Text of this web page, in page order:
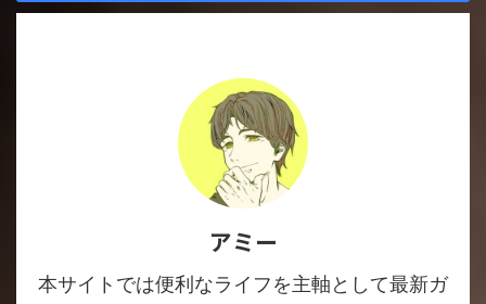
アミー
本サイトでは便利なライフを主軸として最新ガ